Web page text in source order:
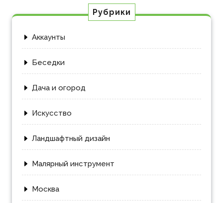
Рубрики
Аккаунты
Беседки
Дача и огород
Искусство
Ландшафтный дизайн
Малярный инструмент
Москва